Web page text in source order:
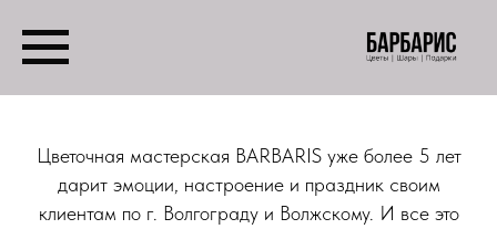
Цветочная мастерская BARBARIS уже более 5 лет
дарит эмоции, настроение и праздник своим
клиентам по г. Волгограду и Волжскому. И все это